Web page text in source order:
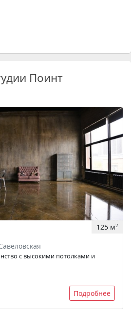
Поинт
125 м2
с высокими потолками и
Подробнее